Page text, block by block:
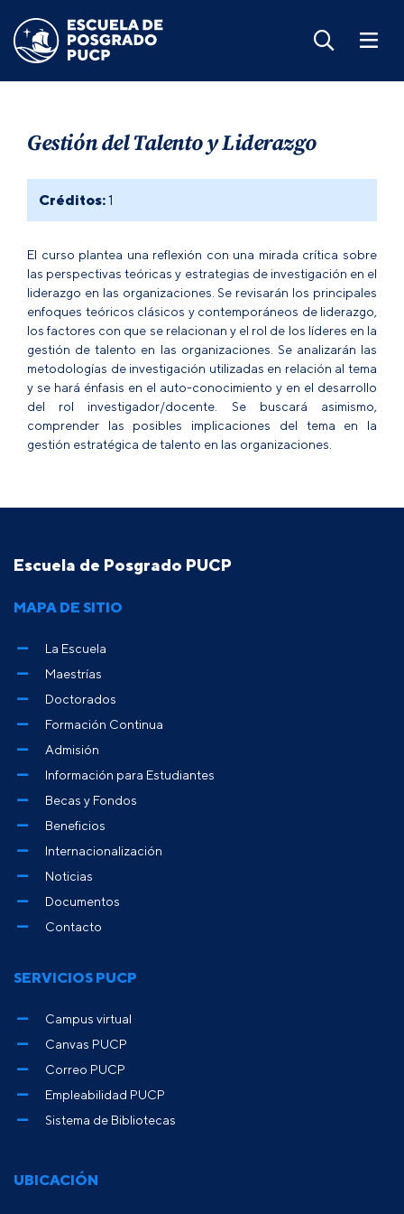
Gestión del Talento y Liderazgo
Créditos:1
El curso plantea una reflexión con una mirada crítica sobre
las perspectivas teóricas y estrategias de investigación en el
liderazgo en las organizaciones. Se revisarán los principales
enfoques teóricos clásicos y contemporáneos de liderazgo,
los factores con que se relacionan y el rol de los líderes en la
gestión de talento en las organizaciones. Se analizarán las
metodologías de investigación utilizadas en relación al tema
y se hará énfasis en el auto-conocimiento y en el desarrollo
del rol investigador/docente. Se buscará asimismo,
comprender las posibles implicaciones del tema en la
gestión estratégica de talento en las organizaciones.
Escuela de Posgrado PUCP
UBICACIÓN
MAPA DE SITIO
La Escuela
Maestrías
Doctorados
Formación Continua
Admisión
Información para Estudiantes
Becas y Fondos
Beneficios
Internacionalización
Noticias
Documentos
Contacto
SERVICIOS PUCP
Campus virtual
Canvas PUCP
Correo PUCP
Empleabilidad PUCP
Sistema de Bibliotecas